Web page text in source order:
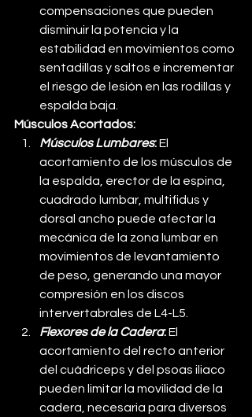
compensaciones que pueden
disminuir la potencia y la
estabilidad en movimientos como
sentadillas y saltos e incrementar
el riesgo de lesión en las rodillas y
espalda baja.
Músculos Acortados:
Músculos Lumbares: El
acortamiento de los músculos de
la espalda, erector de la espina,
cuadrado lumbar, multifidus y
dorsal ancho puede afectar la
mecánica de la zona lumbar en
movimientos de levantamiento
de peso, generando una mayor
compresión en los discos
intervertabrales de L4-L5.
Flexores de la Cadera: El
acortamiento del recto anterior
del cuádriceps y del psoas iliaco
pueden limitar la movilidad de la
cadera, necesaria para diversos